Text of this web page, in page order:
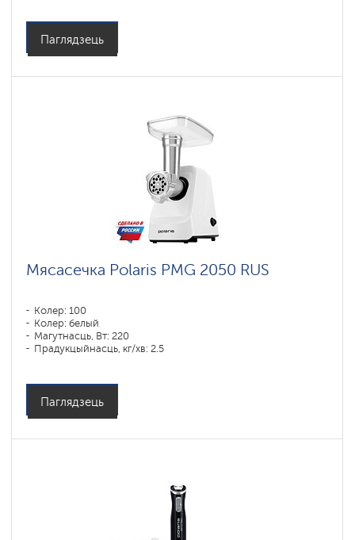
Паглядзець
Мясасечка Polaris PMG 2050 RUS
Колер: 100
Колер: белый
Магутнасць, Вт: 220
Прадукцыйнасць, кг/хв: 2.5
Паглядзець